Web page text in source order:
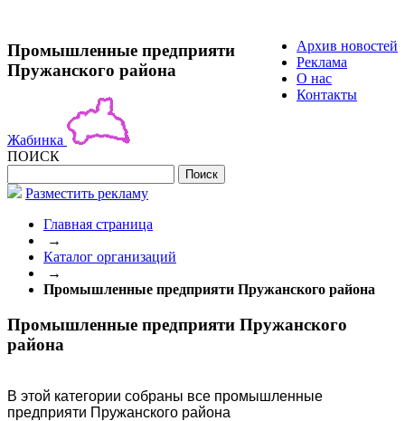
Архив новостей
Реклама
О нас
Контакты
Промышленные предприяти
Пружанского района
Жабинка
ПОИСК
Разместить рекламу
Главная страница
→
Каталог организаций
→
Промышленные предприяти Пружанского района
Промышленные предприяти Пружанского
района
В этой категории собраны все промышленные
предприяти Пружанского района